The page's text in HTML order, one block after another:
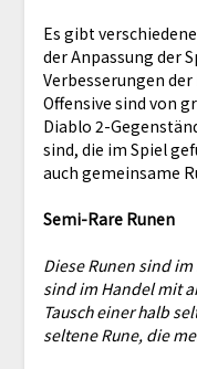
Es gibt
der Anpassung der
Verbesserungen
Offensive sind von
Diablo 2-
sind, die im Spiel
auch gemeinsame
Semi-Rare Runen
Diese Runen sind
sind im Handel mit
Tausch einer halb
seltene Rune, die